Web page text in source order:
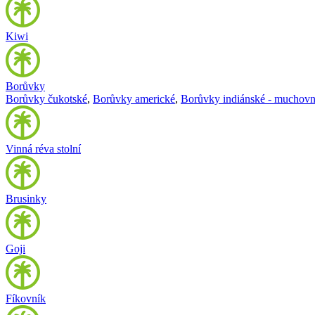
Kiwi
Borůvky
Borůvky čukotské, Borůvky americké, Borůvky indiánské -
Vinná réva stolní
Brusinky
Goji
Fíkovník